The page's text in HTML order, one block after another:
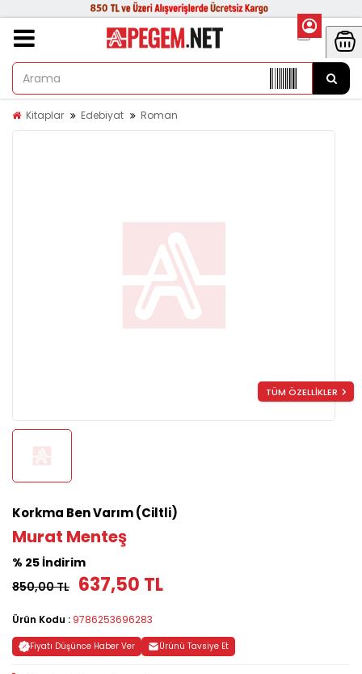
Kitaplar Edebiyat Roman
TÜM ÖZELLİKLER
Korkma Ben Varım (Ciltli)
Murat Menteş
% 25 İndirim
850,00 TL 637,50 TL
Ürün Kodu : 9786253696283
Fiyatı Düşünce Haber Ver Ürünü Tavsiye Et